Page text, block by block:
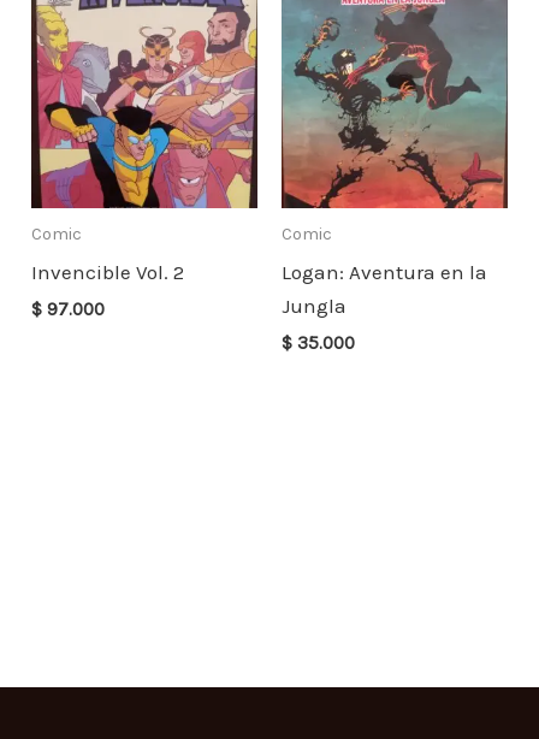
Comic
Invencible Vol. 2
$ 97.000
Comic
Logan: Aventura en la
Jungla
$ 35.000